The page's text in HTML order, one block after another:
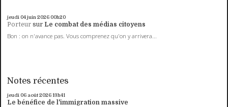
jeudi 04juin 2026 00h20
Porteur sur Le combat des médias citoyens
Bon : on n'avance pas. Vous comprenez qu'on y arrivera...
Notes récentes
jeudi 06 août 202613h41
Le bénéfice de l'immigration massive